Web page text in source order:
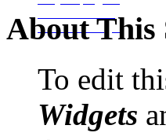
Izrada Binding-a
About This
To edit
Widgets